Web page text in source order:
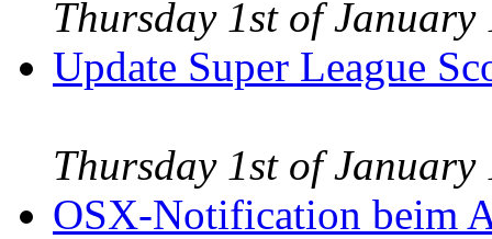
Thursday 1st of
Update Super League
Thursday 1st of
OSX-Notification beim